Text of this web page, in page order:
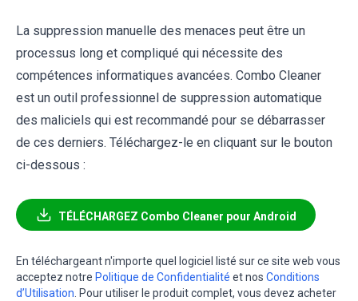
La suppression manuelle des menaces peut être un
processus long et compliqué qui nécessite des
compétences informatiques avancées. Combo Cleaner
est un outil professionnel de suppression automatique
des maliciels qui est recommandé pour se débarrasser
de ces derniers. Téléchargez-le en cliquant sur le bouton
ci-dessous :
TÉLÉCHARGEZ Combo Cleaner pour Android
En téléchargeant n'importe quel logiciel listé sur ce site web vous
acceptez notre Politique de Confidentialité et nos Conditions
d’Utilisation . Pour utiliser le produit complet, vous devez acheter